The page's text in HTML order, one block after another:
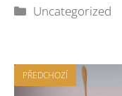
Rubriky
Uncategorized
PŘEDCHOZÍ